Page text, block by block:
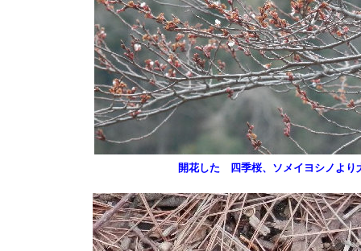
開花した 四季桜、ソメイヨシノより